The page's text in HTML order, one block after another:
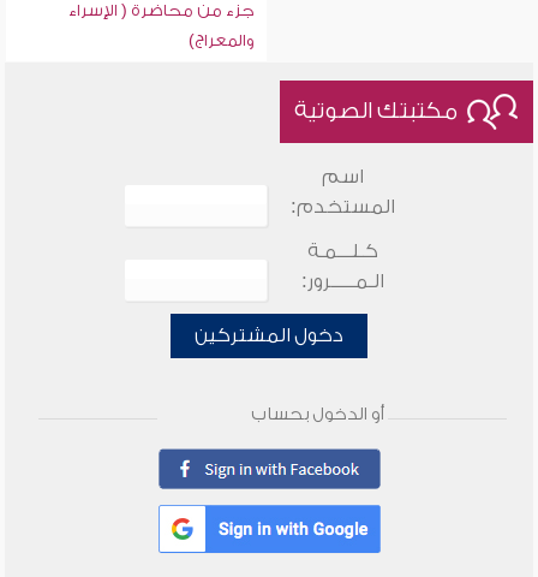
جزء من محاضرة ( الإسراء
والمعراج)
مكتبتك الصوتية
اسم
المستخدم:
كـلـــمـة
الـمـــــرور:
دخول المشتركين
أو الدخول بحساب